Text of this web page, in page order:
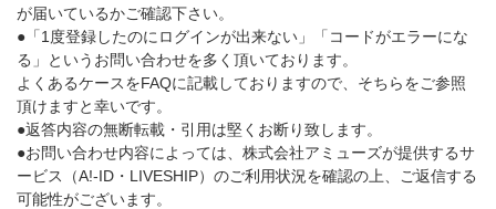
が届いているかご確認下さい。
●「1度登録したのにログインが出来ない」「コードがエラーにな
る」というお問い合わせを多く頂いております。
よくあるケースをFAQに記載しておりますので、そちらをご参照
頂けますと幸いです。
●返答内容の無断転載・引用は堅くお断り致します。
●お問い合わせ内容によっては、株式会社アミューズが提供するサ
ービス（A!-ID・LIVESHIP）のご利用状況を確認の上、ご返信する
可能性がございます。